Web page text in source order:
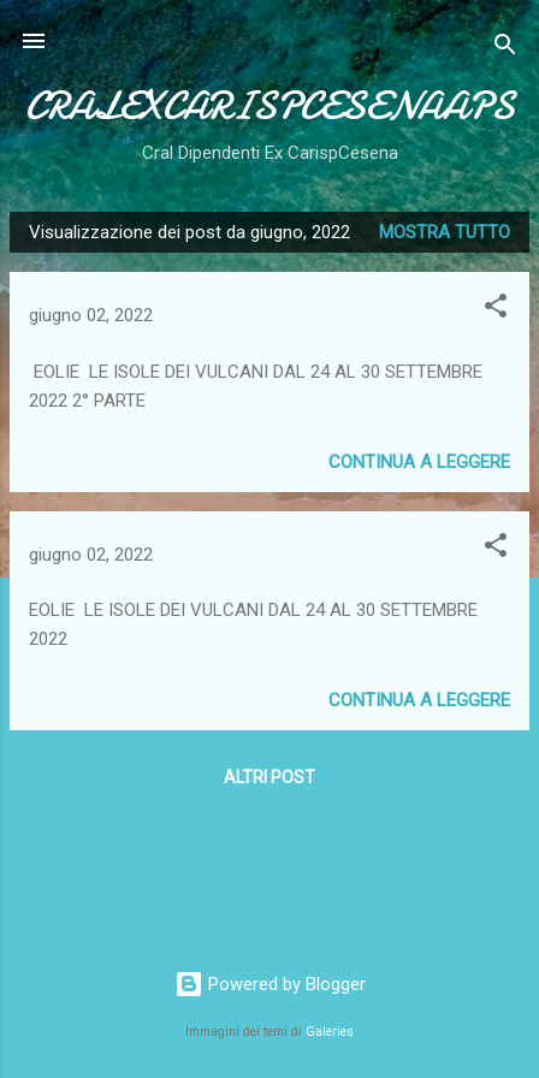
Passa ai contenuti principali
CRALEXCARISPCESENAAPS
Cral Dipendenti Ex CarispCesena
P
o
Visualizzazione dei post da giugno, 2022 MOSTRA TUTTO
giugno 02, 2022
EOLIE LE ISOLE DEI VULCANI DAL 24 AL 30 SETTEMBRE
2022 2° PARTE
CONTINUA A LEGGERE
giugno 02, 2022
EOLIE LE ISOLE DEI VULCANI DAL 24 AL 30 SETTEMBRE
2022
CONTINUA A LEGGERE
ALTRI POST
Powered by Blogger
Immagini dei temi di Galeries